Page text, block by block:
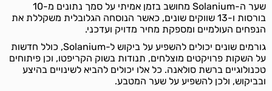
שער ה-Solanium מחושב בזמן אמיתי על סמך נתונים מ-10
בורסות ו-13 שווקים שונים, כאשר הנוסחה הגלובלית משקללת את
הנפחים העולמיים ומספקת מחיר מדויק ועדכני.
גורמים שונים יכולים להשפיע על ביקוש ל-Solanium, כולל חדשות
על השקות פרויקטים מוצלחים, תנודות בשוק הקריפטו, וכן פיתוחים
טכנולוגיים ברשת סולאנה. כל אלו יכולים להביא לשינויים בהיצע
ובביקוש, ולכן להשפיע על שער המטבע.